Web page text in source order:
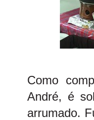
Como
André, é
arrumado.